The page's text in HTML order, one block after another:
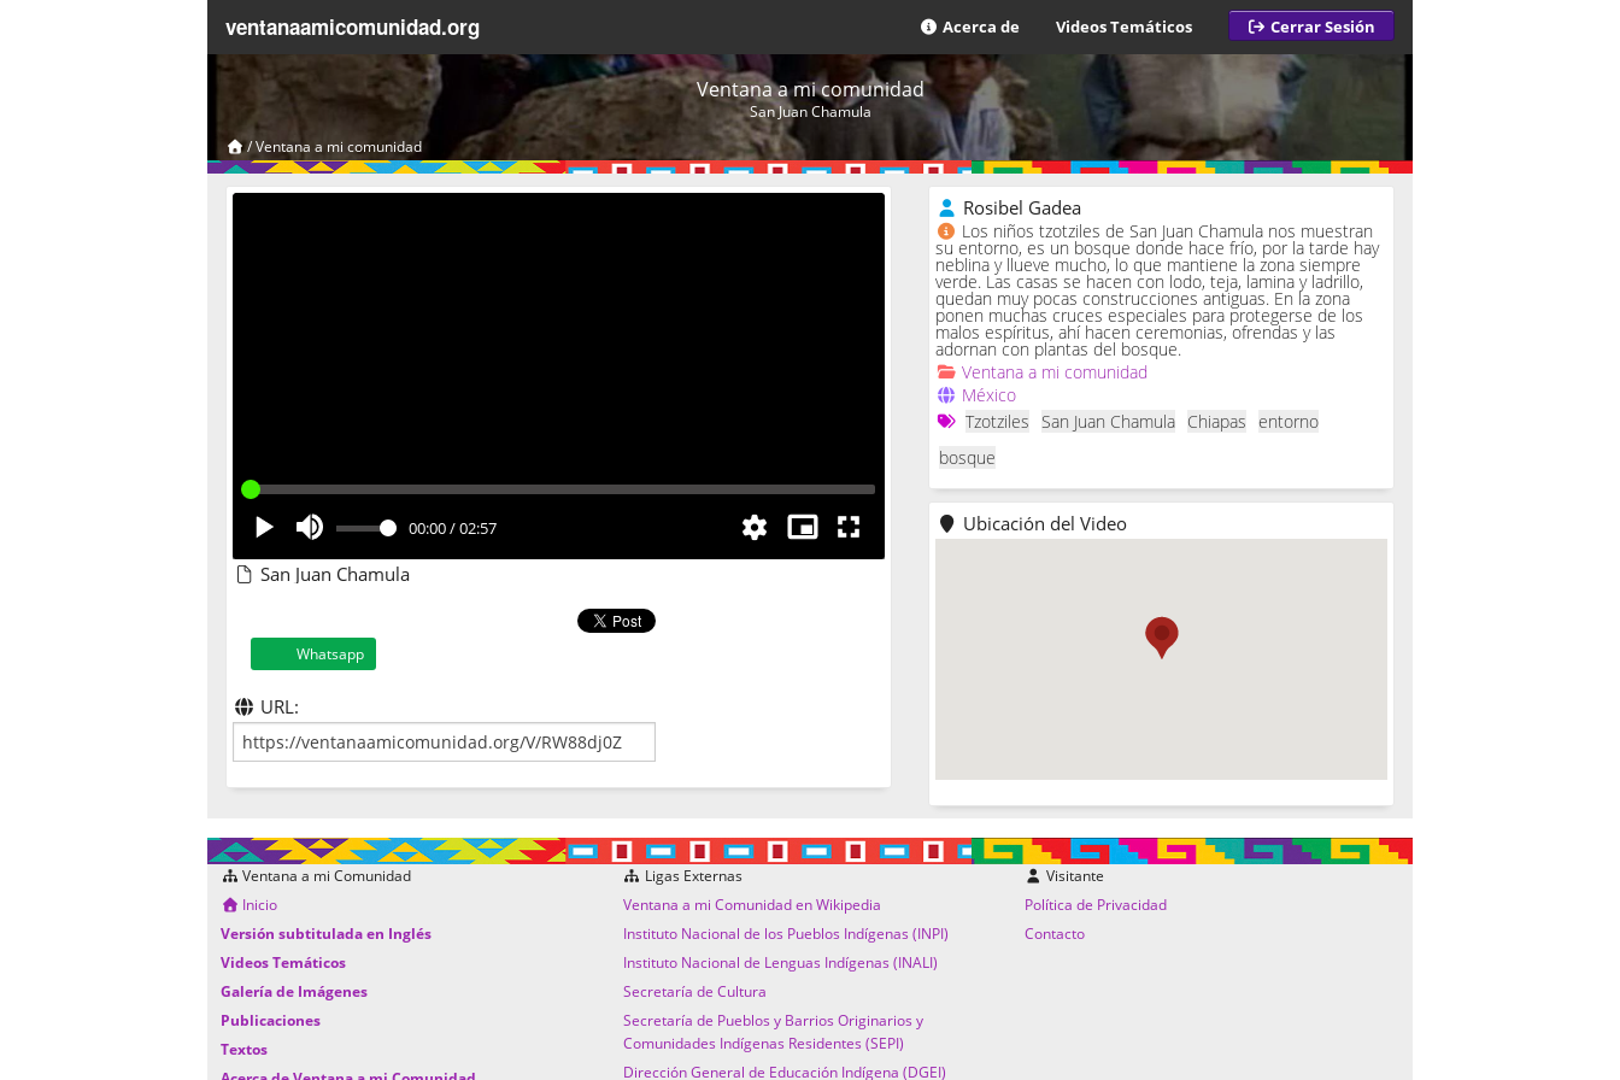
ventanaamicomunidad.org Acerca de Videos Temáticos Cerrar Sesión
Ventana a mi comunidad
San Juan Chamula
/Ventana a mi comunidad
00:00/02:57
San Juan Chamula
Whatsapp
URL:
Rosibel Gadea
Los niños tzotziles de San Juan Chamula nos muestran
su entorno, es un bosque donde hace frío, por la tarde hay
neblina y llueve mucho, lo que mantiene la zona siempre
verde. Las casas se hacen con lodo, teja, lamina y ladrillo,
quedan muy pocas construcciones antiguas. En la zona
ponen muchas cruces especiales para protegerse de los
malos espíritus, ahí hacen ceremonias, ofrendas y las
adornan con plantas del bosque.
Ventana a mi comunidad
México
Tzotziles San Juan Chamula Chiapas entorno
bosque
Ubicación del Video
Ventana a mi Comunidad
Inicio
Versión subtitulada en Inglés
Videos Temáticos
Galería de Imágenes
Publicaciones
Textos
Ligas Externas
Ventana a mi Comunidad en Wikipedia
Instituto Nacional de los Pueblos Indígenas (INPI)
Instituto Nacional de Lenguas Indígenas (INALI)
Secretaría de Cultura
Secretaría de Pueblos y Barrios Originarios y
Comunidades Indígenas Residentes (SEPI)
Dirección General de Educación Indígena (DGEI)
Visitante
Política de Privacidad
Contacto